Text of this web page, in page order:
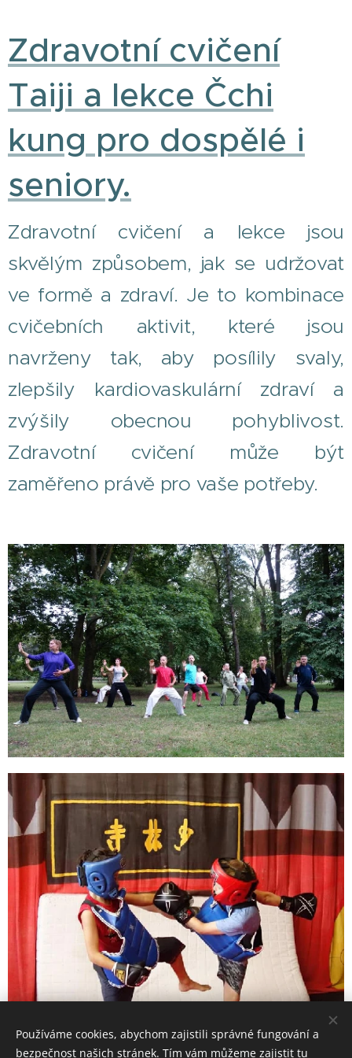
Zdravotní cvičení
Taiji a lekce Čchi
kung pro dospělé i
seniory.
Zdravotní cvičení a lekce jsou
skvělým způsobem, jak se udržovat
ve formě a zdraví. Je to kombinace
cvičebních aktivit, které jsou
navrženy tak, aby posílily svaly,
zlepšily kardiovaskulární zdraví a
zvýšily obecnou pohyblivost.
Zdravotní cvičení může být
zaměřeno právě pro vaše potřeby.
Používáme cookies, abychom zajistili správné fungování a
bezpečnost našich stránek. Tím vám můžeme zajistit tu